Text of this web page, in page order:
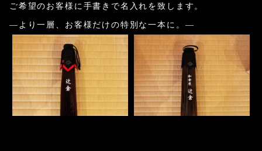
ご希望のお客様に手書きで名入れを致します。
―より一層、お客様だけの特別な一本に。―